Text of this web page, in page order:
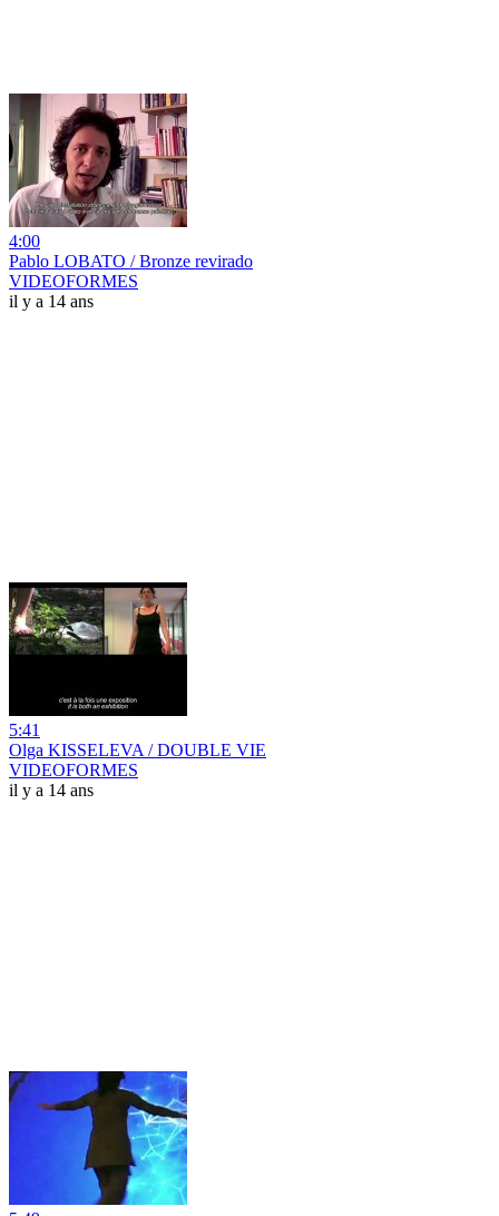
4:00
Pablo LOBATO / Bronze revirado
VIDEOFORMES
il y a 14 ans
5:41
Olga KISSELEVA / DOUBLE VIE
VIDEOFORMES
il y a 14 ans